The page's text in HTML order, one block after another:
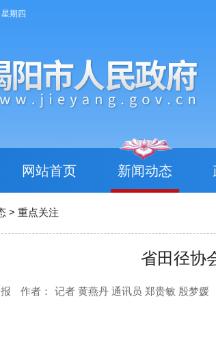
期四
网站首页 新闻动态
> 重点关注
省田径协
作者： 记者 黄燕丹 通讯员 郑贵敏 殷梦媛